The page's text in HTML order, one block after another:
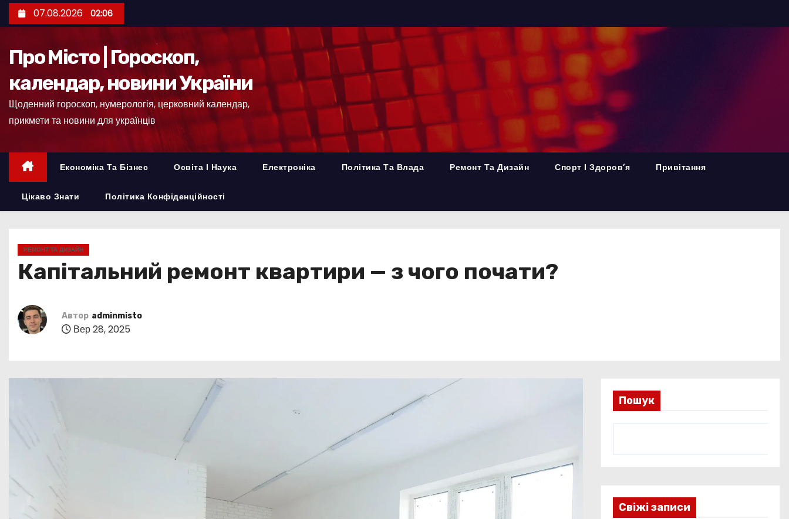
е
к
07.08.2026 02:06
Про Місто | Гороскоп,
календар, новини України
Щоденний гороскоп, нумерологія, церковний календар,
прикмети та новини для українців
Економіка Та Бізнес Освіта І Наука Електроніка Політика Та Влада Ремонт Та Дизайн Спорт І Здоров’я Привітання
Цікаво Знати Політика Конфіденційності
РЕМОНТ ТА ДИЗАЙН
Капітальний ремонт квартири — з чого почати?
Автор adminmisto
Вер 28, 2025
Пошук
Свіжі записи